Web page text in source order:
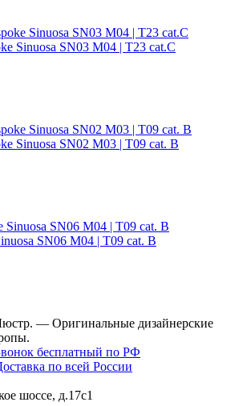
Sinuosa SN03 M04 | T23 cat.C
Sinuosa SN02 M03 | T09 cat. B
SN06 M04 | T09 cat. B
— Оригинальные дизайнерские
бесплатный по РФ
по всей России
шоссе, д.17c1